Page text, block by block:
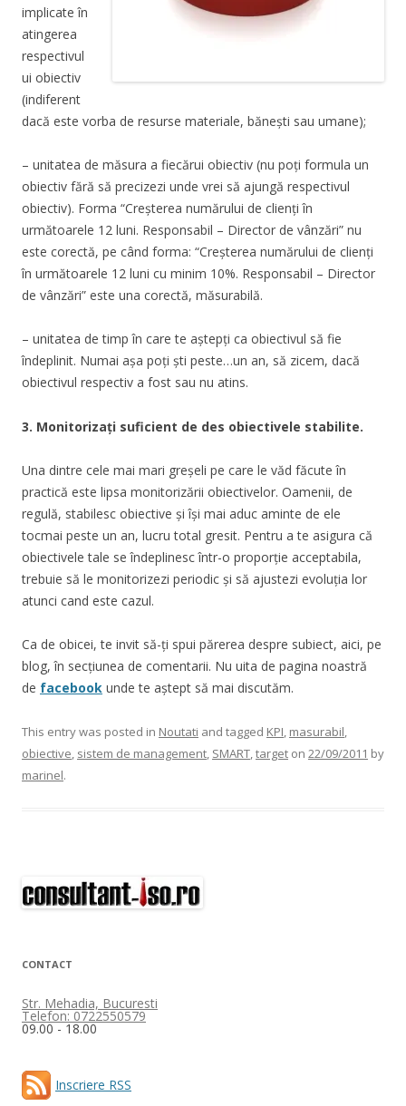
implicate în
atingerea
respectivul
ui obiectiv
(indiferent
dacă este vorba de resurse materiale, bănești sau umane);
– unitatea de măsura a fiecărui obiectiv (nu poți formula un
obiectiv fără să precizezi unde vrei să ajungă respectivul
obiectiv). Forma “Creșterea numărului de clienți în
următoarele 12 luni. Responsabil – Director de vânzări” nu
este corectă, pe când forma: “Creșterea numărului de clienți
în următoarele 12 luni cu minim 10%. Responsabil – Director
de vânzări” este una corectă, măsurabilă.
– unitatea de timp în care te aștepți ca obiectivul să fie
îndeplinit. Numai așa poți ști peste…un an, să zicem, dacă
obiectivul respectiv a fost sau nu atins.
3. Monitorizați suficient de des obiectivele stabilite.
Una dintre cele mai mari greșeli pe care le văd făcute în
practică este lipsa monitorizării obiectivelor. Oamenii, de
regulă, stabilesc obiective și își mai aduc aminte de ele
tocmai peste un an, lucru total gresit. Pentru a te asigura că
obiectivele tale se îndeplinesc într-o proporție acceptabila,
trebuie să le monitorizezi periodic și să ajustezi evoluția lor
atunci cand este cazul.
Ca de obicei, te invit să-ți spui părerea despre subiect, aici, pe
blog, în secțiunea de comentarii. Nu uita de pagina noastră
de facebook unde te aștept să mai discutăm.
This entry was posted in Noutati and tagged KPI, masurabil,
obiective, sistem de management, SMART,target on 22/09/2011 by
marinel.
CONTACT
Str. Mehadia, Bucuresti
Telefon: 0722550579
09.00 - 18.00
Inscriere RSS